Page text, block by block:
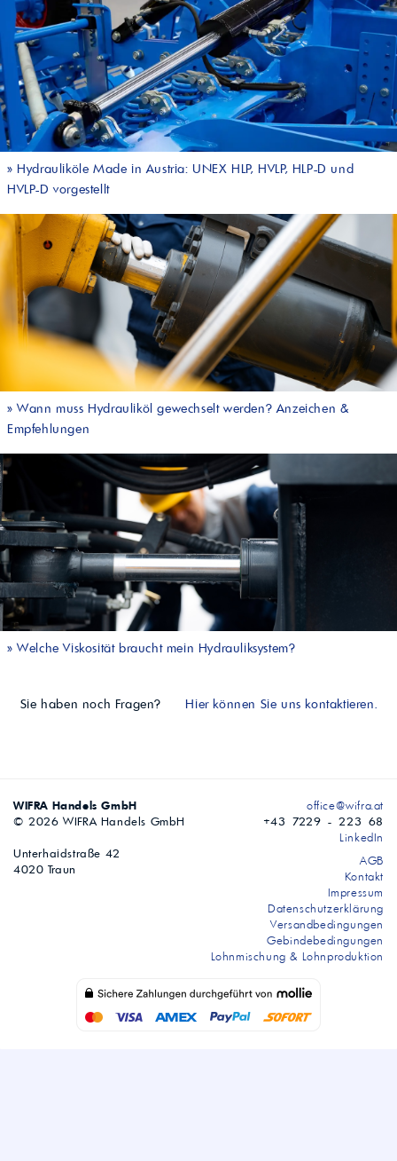
» Hydrauliköle Made in Austria: UNEX HLP, HVLP, HLP-D und
HVLP-D vorgestellt
» Wann muss Hydrauliköl gewechselt werden? Anzeichen &
Empfehlungen
» Welche Viskosität braucht mein Hydrauliksystem?
Sie haben noch Fragen? Hier können Sie uns kontaktieren.
WIFRA Handels GmbH
© 2026 WIFRA Handels GmbH
Unterhaidstraße 42
4020 Traun
office@wifra.at
+43 7229 - 223 68
LinkedIn
AGB
Kontakt
Impressum
Datenschutzerklärung
Versandbedingungen
Gebindebedingungen
Lohnmischung & Lohnproduktion